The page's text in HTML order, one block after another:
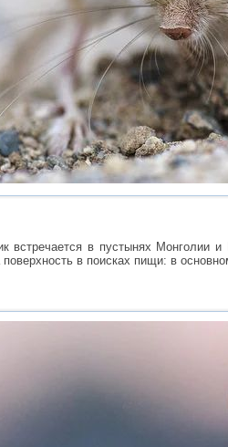
встречается в пустынях Монголии
в поисках пищи: в